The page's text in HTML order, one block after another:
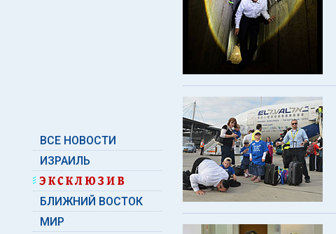
ВСЕ НОВОСТИ
ИЗРАИЛЬ
БЛИЖНИЙ ВОСТОК
МИР